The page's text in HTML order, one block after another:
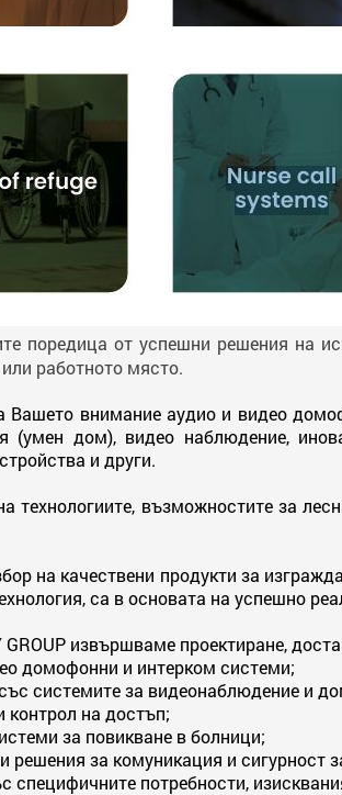
поредица от успешни решения на
работното място.
Вашето внимание аудио и видео
(умен дом), видео наблюдение,
и други.
технологиите, възможностите за
на качествени продукти за
са в основата на успешно
GROUP извършваме проектиране,
домофонни и интерком системи;
системите за видеонаблюдение и
контрол на достъп;
за повикване в болници;
решения за комуникация и сигурност
специфичните потребности,